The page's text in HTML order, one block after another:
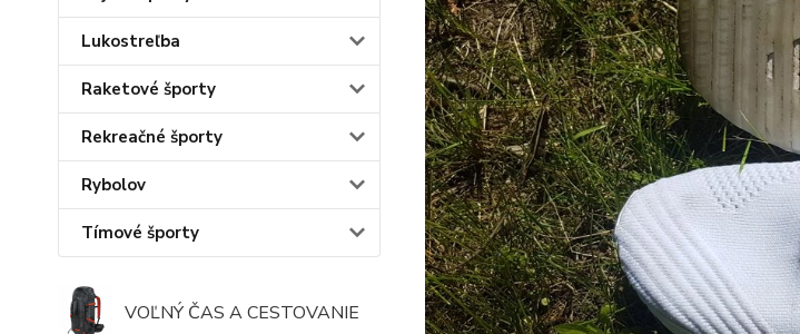
Lukostreľba
Raketové športy
Rekreačné športy
Rybolov
Tímové športy
VOĽNÝ ČAS A CESTOVANIE